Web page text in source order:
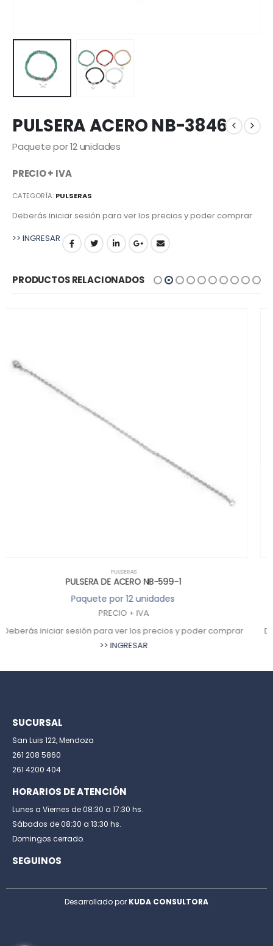
PULSERA ACERO NB-3846
Paquete por 12 unidades
PRECIO + IVA
CATEGORÍA: PULSERAS
Deberás iniciar sesión para ver los precios y poder comprar
>> INGRESAR
PRODUCTOS RELACIONADOS
PULSERAS
PULSERA DE ACERO 20 CM 110220C18
Paquete por 12 unidades
PRECIO + IVA
Deberás iniciar sesión para ver los precios y poder comprar
>> INGRESAR
SUCURSAL
San Luis 122, Mendoza
261 208 5860
261 4200 404
HORARIOS DE ATENCIÓN
Lunes a Viernes de 08:30 a 17:30 hs.
Sábados de 08:30 a 13:30 hs.
Domingos cerrado.
SEGUINOS
Desarrollado por KUDA CONSULTORA